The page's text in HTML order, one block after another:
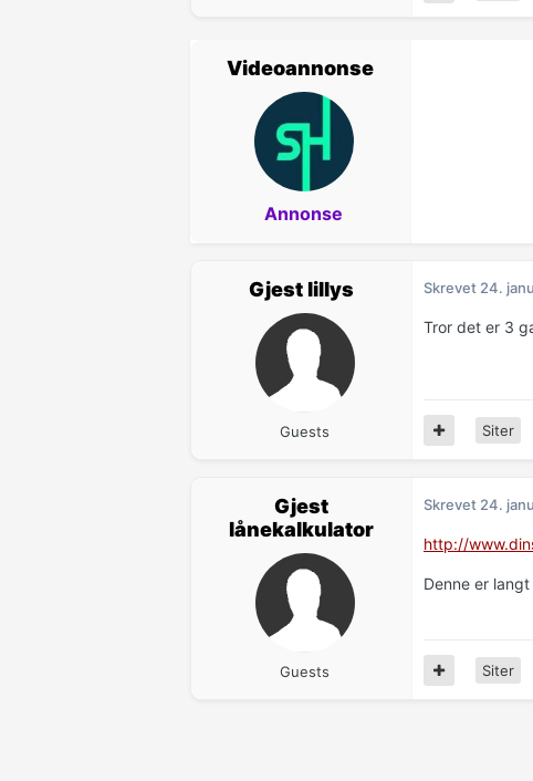
Videoannonse
Annonse
Gjest lillys
Guests
Skrevet 24.
Tror det er 3
Siter
Gjest
lånekalkulator
Guests
Skrevet 24.
http://
Denne er
Siter